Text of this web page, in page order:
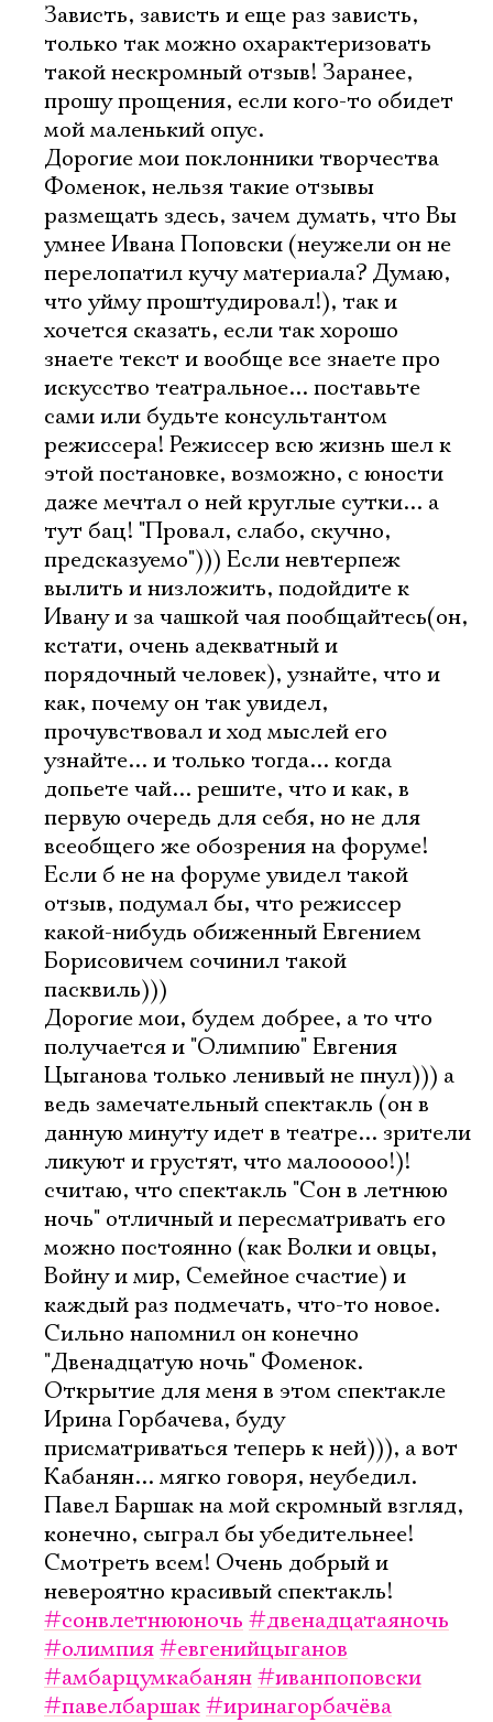
Зависть, зависть и еще раз зависть,
только так можно охарактеризовать
такой нескромный отзыв! Заранее,
прошу прощения, если кого-то обидет
мой маленький опус.
Дорогие мои поклонники творчества
Фоменок, нельзя такие отзывы
размещать здесь, зачем думать, что Вы
умнее Ивана Поповски (неужели он не
перелопатил кучу материала? Думаю,
что уйму проштудировал!), так и
хочется сказать, если так хорошо
знаете текст и вообще все знаете про
искусство театральное... поставьте
сами или будьте консультантом
режиссера! Режиссер всю жизнь шел к
этой постановке, возможно, с юности
даже мечтал о ней круглые сутки... а
тут бац! "Провал, слабо, скучно,
предсказуемо"))) Если невтерпеж
вылить и низложить, подойдите к
Ивану и за чашкой чая пообщайтесь(он,
кстати, очень адекватный и
порядочный человек), узнайте, что и
как, почему он так увидел,
прочувствовал и ход мыслей его
узнайте... и только тогда... когда
допьете чай... решите, что и как, в
первую очередь для себя, но не для
всеобщего же обозрения на форуме!
Если б не на форуме увидел такой
отзыв, подумал бы, что режиссер
какой-нибудь обиженный Евгением
Борисовичем сочинил такой
пасквиль)))
Дорогие мои, будем добрее, а то что
получается и "Олимпию" Евгения
Цыганова только ленивый не пнул))) а
ведь замечательный спектакль (он в
данную минуту идет в театре... зрители
ликуют и грустят, что малооооо!)!
считаю, что спектакль "Сон в летнюю
ночь" отличный и пересматривать его
можно постоянно (как Волки и овцы,
Войну и мир, Семейное счастие) и
каждый раз подмечать, что-то новое.
Сильно напомнил он конечно
"Двенадцатую ночь" Фоменок.
Открытие для меня в этом спектакле
Ирина Горбачева, буду
присматриваться теперь к ней))), а вот
Кабанян... мягко говоря, неубедил.
Павел Баршак на мой скромный взгляд,
конечно, сыграл бы убедительнее!
Смотреть всем! Очень добрый и
невероятно красивый спектакль!
#сонвлетнююночь #двенадцатаяночь
#олимпия#евгенийцыганов
#амбарцумкабанян#иванпоповски
#павелбаршак#иринагорбачёва